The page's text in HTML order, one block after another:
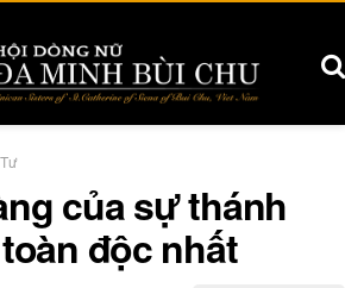
của sự thánh
độc nhất